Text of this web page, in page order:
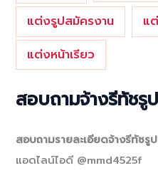
แต่งรูปสมัครงาน
แ
แต่งหน้าเรียว
สอบถามจ้างรีทัช
สอบถามรายละเอียดจ้างรีทัชรูป
แอดไลน์ไอดี @mmd4525f